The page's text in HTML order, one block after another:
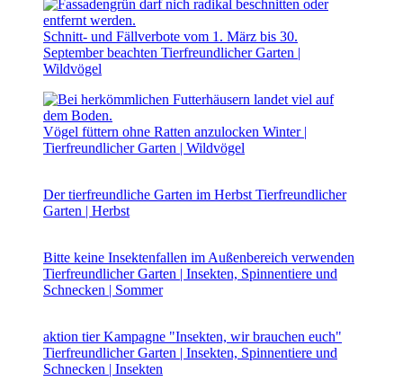
Schnitt- und Fällverbote vom 1. März bis 30.
September beachten Tierfreundlicher Garten |
Wildvögel
Vögel füttern ohne Ratten anzulocken Winter |
Tierfreundlicher Garten | Wildvögel
Der tierfreundliche Garten im Herbst Tierfreundlicher
Garten | Herbst
Bitte keine Insektenfallen im Außenbereich verwenden
Tierfreundlicher Garten | Insekten, Spinnentiere und
Schnecken | Sommer
aktion tier Kampagne "Insekten, wir brauchen euch"
Tierfreundlicher Garten | Insekten, Spinnentiere und
Schnecken | Insekten